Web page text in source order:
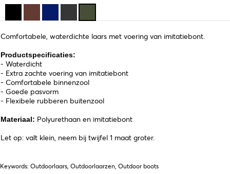
Comfortabele, waterdichte laars met voering van imitatiebont.
Productspecificaties:
- Waterdicht
- Extra zachte voering van imitatiebont
- Comfortabele binnenzool
- Goede pasvorm
- Flexibele rubberen buitenzool
Materiaal: Polyurethaan en imitatiebont
Let op: valt klein, neem bij twijfel 1 maat groter.
Keywords: Outdoorlaars, Outdoorlaarzen, Outdoor boots